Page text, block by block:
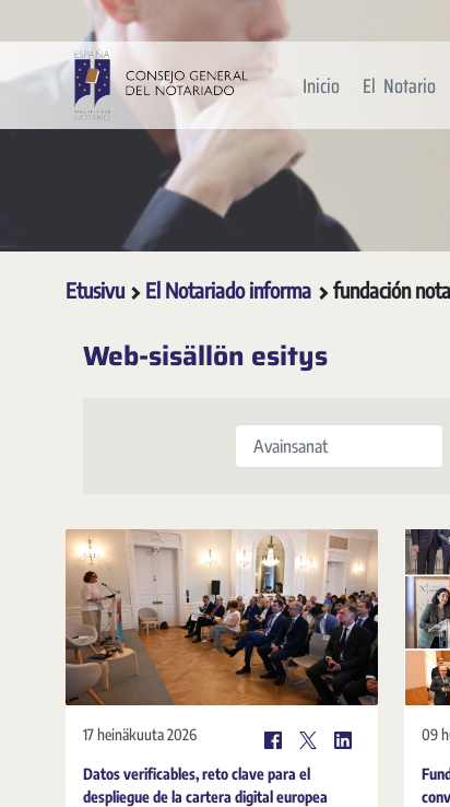
Siirry pääsisältöön
Inicio El Notario
Etusivu El Notariado informa fundación
Web-sisällön esitys
Avainsanat
17 heinäkuuta 2026
Datos verificables, reto clave para el
despliegue de la cartera digital europea
09